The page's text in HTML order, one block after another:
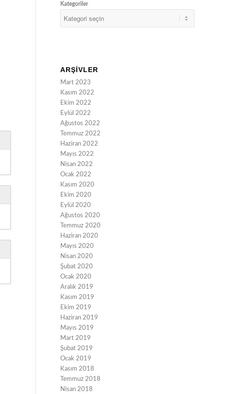
Kategoriler
ARŞIVLER
Mart 2023
Kasım 2022
Ekim 2022
Eylül 2022
Ağustos 2022
Temmuz 2022
Haziran 2022
Mayıs 2022
Nisan 2022
Ocak 2022
Kasım 2020
Ekim 2020
Eylül 2020
Ağustos 2020
Temmuz 2020
Haziran 2020
Mayıs 2020
Nisan 2020
Şubat 2020
Ocak 2020
Aralık 2019
Kasım 2019
Ekim 2019
Haziran 2019
Mayıs 2019
Mart 2019
Şubat 2019
Ocak 2019
Kasım 2018
Temmuz 2018
Nisan 2018